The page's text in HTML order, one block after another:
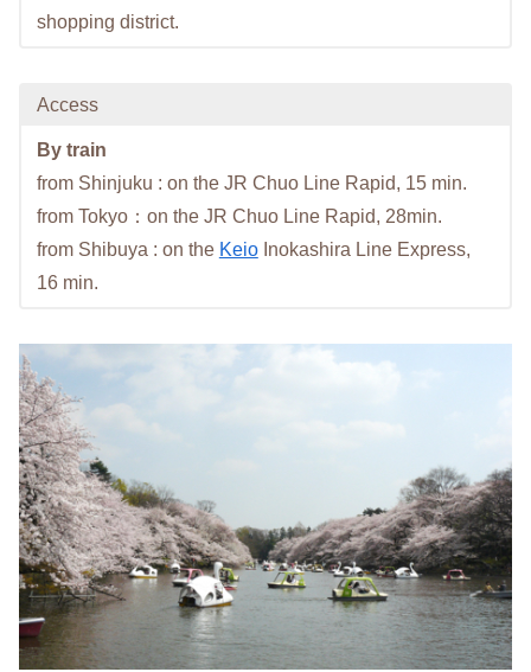
shopping district.
Access
By train
from Shinjuku : on the JR Chuo Line Rapid, 15 min.
from Tokyo：on the JR Chuo Line Rapid, 28min.
from Shibuya : on the KeioInokashira Line Express,
16 min.